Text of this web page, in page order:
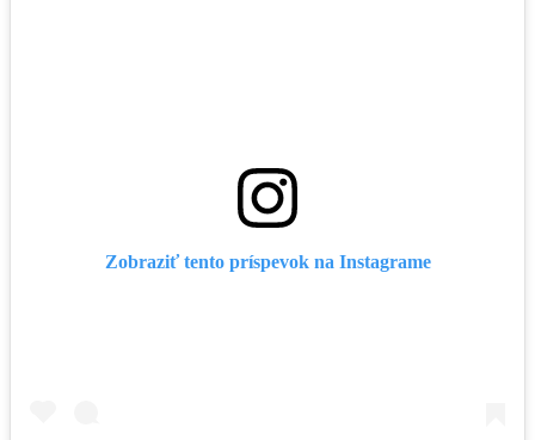
Zobraziť tento príspevok na Instagrame